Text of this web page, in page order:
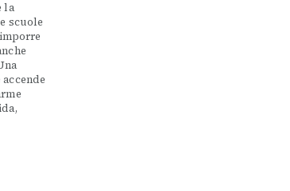
la
scuole